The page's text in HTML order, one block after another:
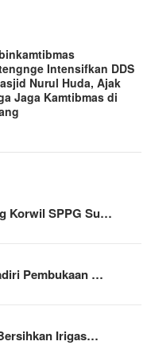
Intensifkan DDS
Nurul Huda, Ajak
Jaga Kamtibmas di
Korwil SPPG Su…
Pembukaan …
Irigas…